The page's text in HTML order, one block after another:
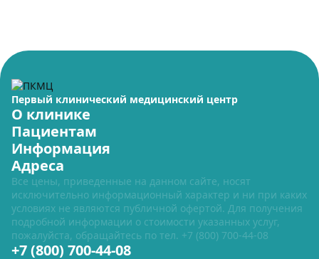
Первый клинический медицинский центр
О клинике
Пациентам
Информация
Адреса
Все цены, приведенные на данном сайте, носят
исключительно информационный характер и ни при каких
условиях не являются публичной офертой. Для получения
подробной информации о стоимости указанных услуг,
пожалуйста, обращайтесь по тел. +7 (800) 700-44-08
+7 (800) 700-44-08